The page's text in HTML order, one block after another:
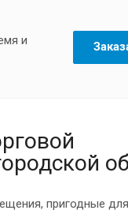
и
пригодные